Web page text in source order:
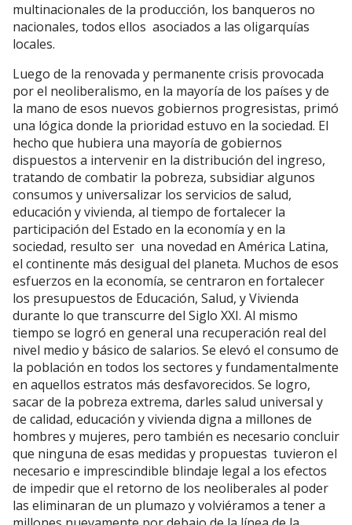
multinacionales de la producción, los banqueros no
nacionales, todos ellos asociados a las oligarquías
locales.
Luego de la renovada y permanente crisis provocada
por el neoliberalismo, en la mayoría de los países y de
la mano de esos nuevos gobiernos progresistas, primó
una lógica donde la prioridad estuvo en la sociedad. El
hecho que hubiera una mayoría de gobiernos
dispuestos a intervenir en la distribución del ingreso,
tratando de combatir la pobreza, subsidiar algunos
consumos y universalizar los servicios de salud,
educación y vivienda, al tiempo de fortalecer la
participación del Estado en la economía y en la
sociedad, resulto ser una novedad en América Latina,
el continente más desigual del planeta. Muchos de esos
esfuerzos en la economía, se centraron en fortalecer
los presupuestos de Educación, Salud, y Vivienda
durante lo que transcurre del Siglo XXI. Al mismo
tiempo se logró en general una recuperación real del
nivel medio y básico de salarios. Se elevó el consumo de
la población en todos los sectores y fundamentalmente
en aquellos estratos más desfavorecidos. Se logro,
sacar de la pobreza extrema, darles salud universal y
de calidad, educación y vivienda digna a millones de
hombres y mujeres, pero también es necesario concluir
que ninguna de esas medidas y propuestas tuvieron el
necesario e imprescindible blindaje legal a los efectos
de impedir que el retorno de los neoliberales al poder
las eliminaran de un plumazo y volviéramos a tener a